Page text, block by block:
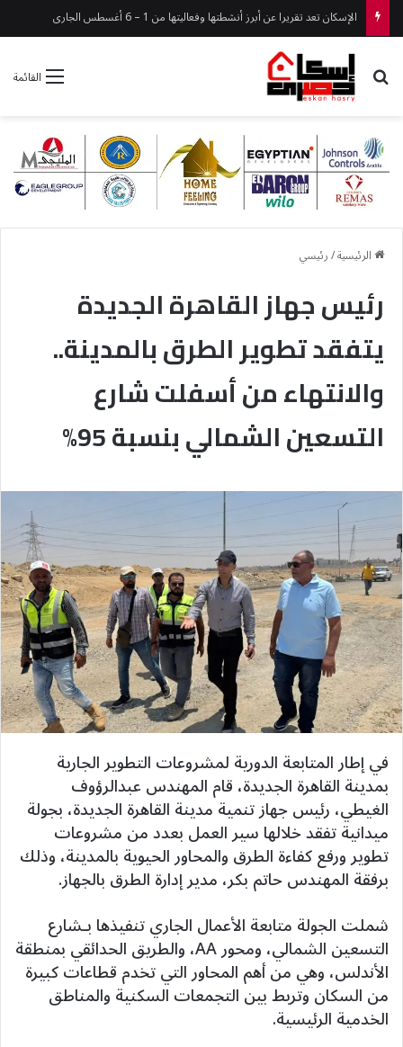
القائمة بحث عن
الرئيسية/رئيسي
رئيس جهاز القاهرة الجديدة
يتفقد تطوير الطرق بالمدينة..
والانتهاء من أسفلت شارع
التسعين الشمالي بنسبة 95%
في إطار المتابعة الدورية لمشروعات التطوير الجارية
بمدينة القاهرة الجديدة، قام المهندس عبدالرؤوف
الغيطي، رئيس جهاز تنمية مدينة القاهرة الجديدة، بجولة
ميدانية تفقد خلالها سير العمل بعدد من مشروعات
تطوير ورفع كفاءة الطرق والمحاور الحيوية بالمدينة، وذلك
برفقة المهندس حاتم بكر، مدير إدارة الطرق بالجهاز.
شملت الجولة متابعة الأعمال الجاري تنفيذها بـشارع
التسعين الشمالي، ومحور AA، والطريق الحدائقي بمنطقة
الأندلس، وهي من أهم المحاور التي تخدم قطاعات كبيرة
من السكان وتربط بين التجمعات السكنية والمناطق
الخدمية الرئيسية.